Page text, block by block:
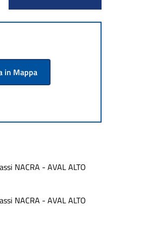
in Mappa
NACRA - AVAL ALTO
NACRA - AVAL ALTO